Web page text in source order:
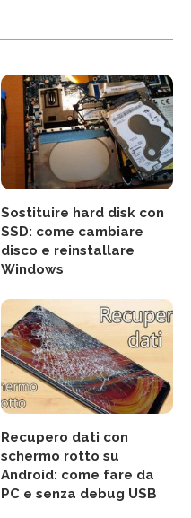
Sostituire hard disk con
SSD: come cambiare
disco e reinstallare
Windows
Recupero dati con
schermo rotto su
Android: come fare da
PC e senza debug USB